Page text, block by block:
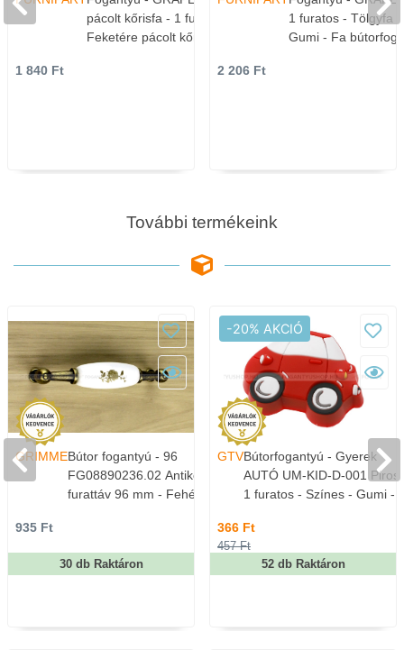
pácolt kőrisfa - 1 furatos -
Feketére pácolt kőrisfa -
1 840 Ft
1 furatos - Tölgyfa
Gumi - Fa
2 206 Ft
További termékeink
GRIMMEBútor fogantyú - 96
FG08890236.02 Antikolt -
furattáv 96 mm - Fehér belo,
Porcelánnal kombinált antikolt
fém bútorfogantyú
935 Ft
30 db Raktáron
-20% AKCIÓ
GTVBútorfogantyú - Gyerek
AUTÓ UM-KID-D-001 Piros
1 furatos - Színes - Gumi -
366 Ft
457 Ft
52 db Raktáron